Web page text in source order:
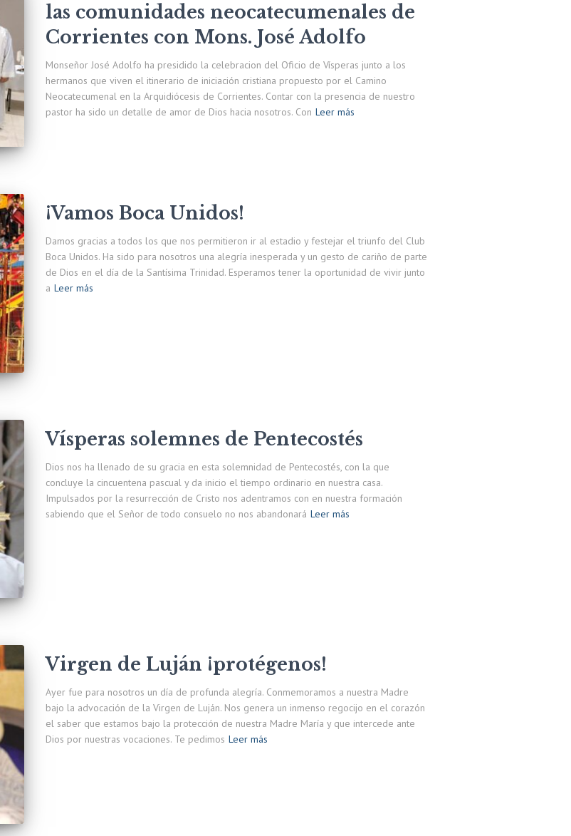
las comunidades neocatecumenales de
Corrientes con Mons. José Adolfo
Monseñor José Adolfo ha presidido la celebracion del Oficio de Vísperas junto a los
hermanos que viven el itinerario de iniciación cristiana propuesto por el Camino
Neocatecumenal en la Arquidiócesis de Corrientes. Contar con la presencia de nuestro
pastor ha sido un detalle de amor de Dios hacia nosotros. Con Leer más
¡Vamos Boca Unidos!
Damos gracias a todos los que nos permitieron ir al estadio y festejar el triunfo del Club
Boca Unidos. Ha sido para nosotros una alegría inesperada y un gesto de cariño de parte
de Dios en el día de la Santísima Trinidad. Esperamos tener la oportunidad de vivir junto
a Leer más
Vísperas solemnes de Pentecostés
Dios nos ha llenado de su gracia en esta solemnidad de Pentecostés, con la que
concluye la cincuentena pascual y da inicio el tiempo ordinario en nuestra casa.
Impulsados por la resurrección de Cristo nos adentramos con en nuestra formación
sabiendo que el Señor de todo consuelo no nos abandonará Leer más
Virgen de Luján ¡protégenos!
Ayer fue para nosotros un día de profunda alegría. Conmemoramos a nuestra Madre
bajo la advocación de la Virgen de Luján. Nos genera un inmenso regocijo en el corazón
el saber que estamos bajo la protección de nuestra Madre María y que intercede ante
Dios por nuestras vocaciones. Te pedimos Leer más